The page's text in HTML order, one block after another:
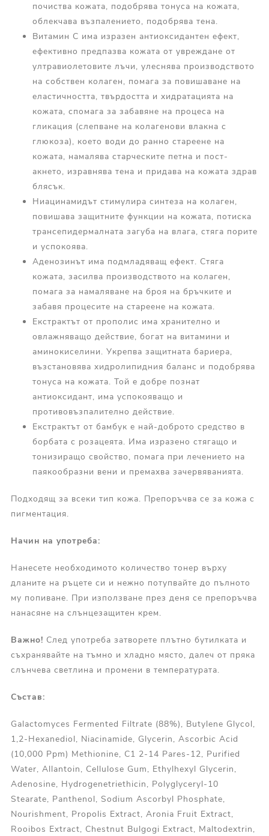
почиства кожата, подобрява тонуса на кожата,
облекчава възпалението, подобрява тена.
Витамин С има изразен антиоксидантен ефект,
ефективно предпазва кожата от увреждане от
ултравиолетовите лъчи, улеснява производството
на собствен колаген, помага за повишаване на
еластичността, твърдостта и хидратацията на
кожата, спомага за забавяне на процеса на
гликация (слепване на колагенови влакна с
глюкоза), което води до ранно стареене на
кожата, намалява старческите петна и пост-
акнето, изравнява тена и придава на кожата здрав
блясък.
Ниацинамидът стимулира синтеза на колаген,
повишава защитните функции на кожата, потиска
трансепидермалната загуба на влага, стяга порите
и успокоява.
Аденозинът има подмладяващ ефект. Стяга
кожата, засилва производството на колаген,
помага за намаляване на броя на бръчките и
забавя процесите на стареене на кожата.
Екстрактът от прополис има хранително и
овлажняващо действие, богат на витамини и
аминокиселини. Укрепва защитната бариера,
възстановява хидролипидния баланс и подобрява
тонуса на кожата. Той е добре познат
антиоксидант, има успокояващо и
противовъзпалително действие.
Екстрактът от бамбук е най-доброто средство в
борбата с розацеята. Има изразено стягащо и
тонизиращо свойство, помага при лечението на
паякообразни вени и премахва зачервяванията.
Подходящ за всеки тип кожа. Препоръчва се за кожа с
пигментация.
Начин на употреба:
Нанесете необходимото количество тонер върху
дланите на ръцете си и нежно потупвайте до пълното
му попиване. При използване през деня се препоръчва
нанасяне на слънцезащитен крем.
Важно! След употреба затворете плътно бутилката и
съхранявайте на тъмно и хладно място, далеч от пряка
слънчева светлина и промени в температурата.
Състав:
Galactomyces Fermented Filtrate (88%), Butylene Glycol,
1,2-Hexanediol, Niacinamide, Glycerin, Ascorbic Acid
(10,000 Ppm) Methionine, C1 2-14 Pares-12, Purified
Water, Allantoin, Cellulose Gum, Ethylhexyl Glycerin,
Adenosine, Hydrogenetriethicin, Polyglyceryl-10
Stearate, Panthenol, Sodium Ascorbyl Phosphate,
Nourishment, Propolis Extract, Aronia Fruit Extract,
Rooibos Extract, Chestnut Bulgogi Extract, Maltodextrin,